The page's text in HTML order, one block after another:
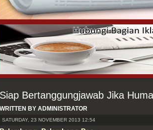
Siap Bertanggungjawab Jika
WRITTEN BY ADMINISTRATOR
SATURDAY, 23 NOVEMBER 2013 12:54